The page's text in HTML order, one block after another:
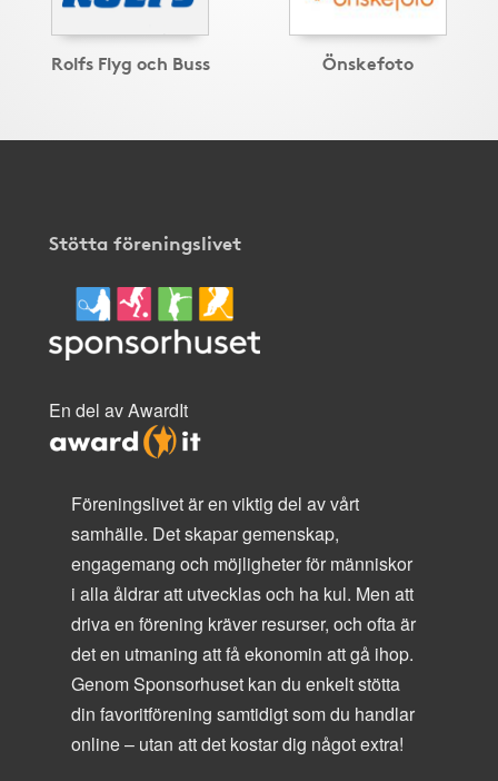
Rolfs Flyg och Buss Önskefoto
Stötta föreningslivet
En del av AwardIt
Föreningslivet är en viktig del av vårt
samhälle. Det skapar gemenskap,
engagemang och möjligheter för människor
i alla åldrar att utvecklas och ha kul. Men att
driva en förening kräver resurser, och ofta är
det en utmaning att få ekonomin att gå ihop.
Genom Sponsorhuset kan du enkelt stötta
din favoritförening samtidigt som du handlar
online – utan att det kostar dig något extra!